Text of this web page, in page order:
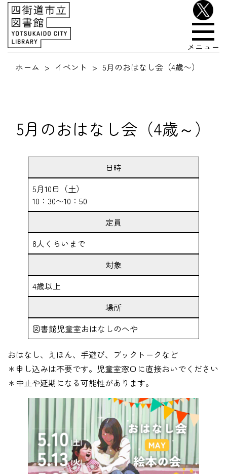
メニュー
ホーム
イベント 5月のおはなし会（4歳～）
5月のおはなし会（4歳～）
日時
5月10日（土）
10：30～10：50
定員
8人くらいまで
対象
4歳以上
場所
図書館児童室おはなしのへや
おはなし、えほん、手遊び、ブックトークなど
＊申し込みは不要です。児童室窓口に直接おいでください
＊中止や延期になる可能性があります。